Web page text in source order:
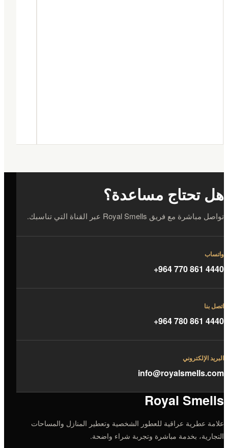
هل تحتاج مساعدة؟
تواصل مباشرة مع فريق Royal Smells عبر القناة التي تناسبك.
واتساب
+964 770 861 4440
اتصل بنا
+964 780 861 4440
البريد الإلكتروني
info@royalsmells.com
Royal Smells
علامة عطرية عراقية للعطور الشخصية وتعطير المنازل والمساحات
التجارية، بخدمة مباشرة وتجربة شراء واضحة.